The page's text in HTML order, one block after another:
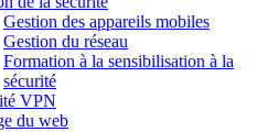
Gestion des appareils mobiles
Gestion du réseau
Formation à la sensibilisation à la
sécurité
VPN
du web